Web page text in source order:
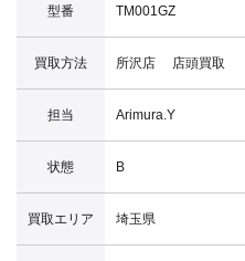
型番 TM001GZ
買取方法 所沢店 店頭買取
担当 Arimura.Y
状態 B
買取エリア 埼玉県